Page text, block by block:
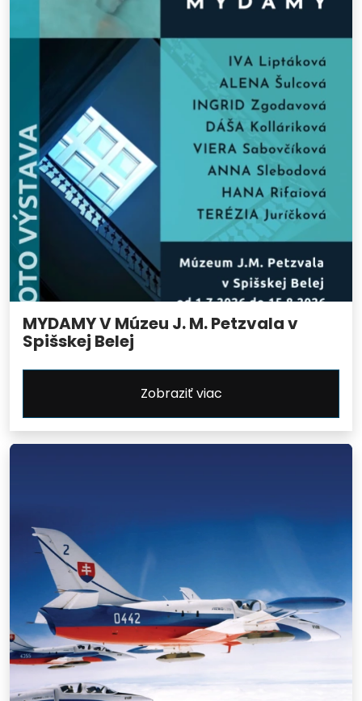
MYDAMY V Múzeu J. M. Petzvala v
Spišskej Belej
Zobraziť viac